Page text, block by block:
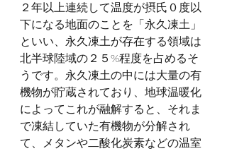
２年以上連続して温度が摂氏０度以
下になる地面のことを「永久凍土」
といい、永久凍土が存在する領域は
北半球陸域の２５%程度を占めるそ
うです。永久凍土の中には大量の有
機物が貯蔵されており、地球温暖化
によってこれが融解すると、それま
で凍結していた有機物が分解され
て、メタンや二酸化炭素などの温室